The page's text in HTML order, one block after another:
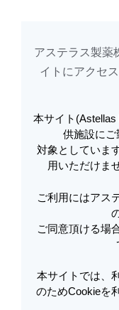
アステラスメディカルネ
Cookieを利用してアク
電子添文 |
第１版 | ベ
アステラス製薬
イトに​アクセ
本サイト
供施設にご
対象としていま
用いただけま
ご利用にはアス
ご同意頂ける場
本サイトでは、
のためCookieを